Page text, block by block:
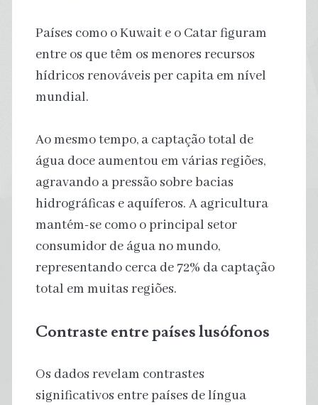
Países como o Kuwait e o Catar figuram
entre os que têm os menores recursos
hídricos renováveis per capita em nível
mundial.
Ao mesmo tempo, a captação total de
água doce aumentou em várias regiões,
agravando a pressão sobre bacias
hidrográficas e aquíferos. A agricultura
mantém-se como o principal setor
consumidor de água no mundo,
representando cerca de 72% da captação
total em muitas regiões.
Contraste entre países lusófonos
Os dados revelam contrastes
significativos entre países de língua